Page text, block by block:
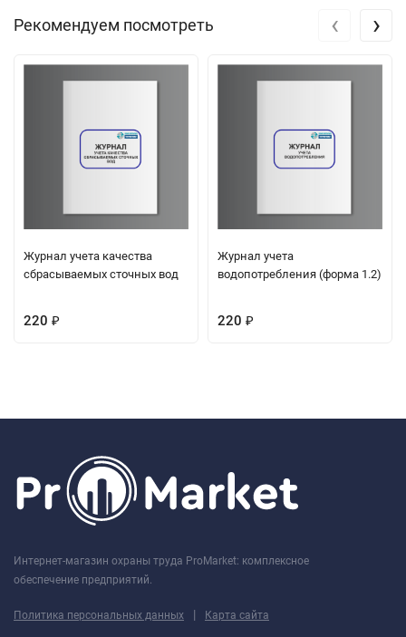
Рекомендуем посмотреть
Журнал учета качества
сбрасываемых сточных вод
220 ₽
Журнал учета
водопотребления (форма 1.2)
220 ₽
‹ ›
Интернет-магазин охраны труда ProMarket: комплексное
обеспечение предприятий.
Политика персональных данных | Карта сайта